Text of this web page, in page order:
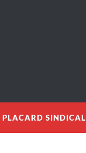
PLACARD SINDICAL